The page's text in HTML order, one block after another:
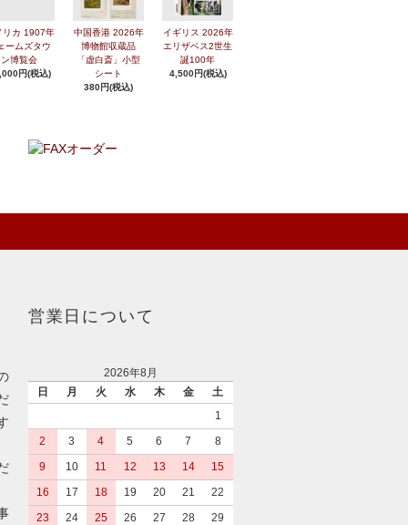
リカ 1907年
ームズタウ
ン博覧会
円(税込)
中国香港 2026年
博物館収蔵品
「虚白斎」小型
シート
380円(税込)
イギリス 2026年
エリザベス2世生
誕100年
4,500円(税込)
営業日について
2026年8月
日
月 火 水 木 金
土
1
2
3 4 5 6 7
8
9
10 11 12 13 14
15
16
17 18 19 20 21
22
23
24 25 26 27 28
29